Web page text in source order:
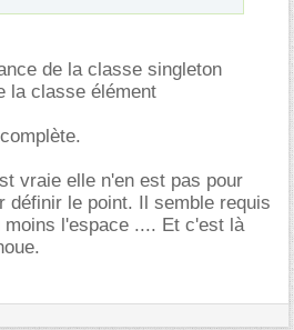
de la classe singleton
la classe élément
vraie elle n'en est pas pour
définir le point. Il semble requis
moins l'espace .... Et c'est là